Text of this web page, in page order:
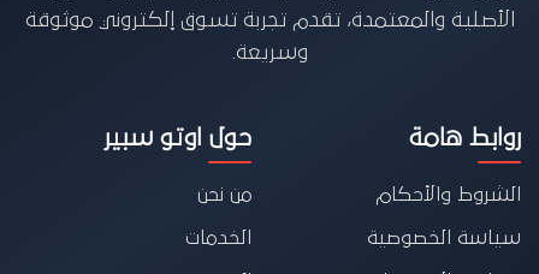
الأصلية والمعتمدة، تقدم تجربة تسوق إلكتروني موثوقة
وسريعة.
روابط هامة
الشروط والأحكام
سياسة الخصوصية
حول اوتو سبير
من نحن
الخدمات